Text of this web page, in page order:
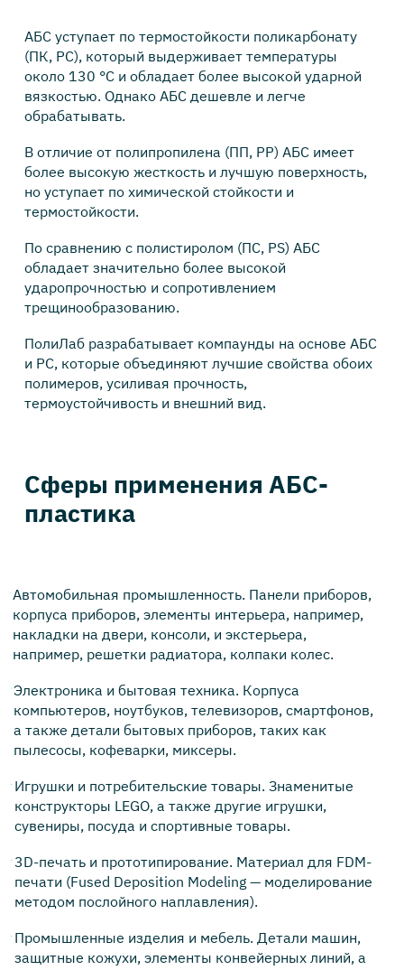
АБС уступает по термостойкости поликарбонату
(ПК, PC), который выдерживает температуры
около 130 °C и обладает более высокой ударной
вязкостью. Однако АБС дешевле и легче
обрабатывать.
В отличие от полипропилена (ПП, PP) АБС имеет
более высокую жесткость и лучшую поверхность,
но уступает по химической стойкости и
термостойкости.
По сравнению с полистиролом (ПС, PS) АБС
обладает значительно более высокой
ударопрочностью и сопротивлением
трещинообразованию.
ПолиЛаб разрабатывает компаунды на основе АБС
и PC, которые объединяют лучшие свойства обоих
полимеров, усиливая прочность,
термоустойчивость и внешний вид.
Сферы применения АБС-
пластика
Автомобильная промышленность. Панели приборов,
корпуса приборов, элементы интерьера, например,
накладки на двери, консоли, и экстерьера,
например, решетки радиатора, колпаки колес.
Электроника и бытовая техника. Корпуса
компьютеров, ноутбуков, телевизоров, смартфонов,
а также детали бытовых приборов, таких как
пылесосы, кофеварки, миксеры.
Игрушки и потребительские товары. Знаменитые
конструкторы LEGO, а также другие игрушки,
сувениры, посуда и спортивные товары.
3D-печать и прототипирование. Материал для FDM-
печати (Fused Deposition Modeling — моделирование
методом послойного наплавления).
Промышленные изделия и мебель. Детали машин,
защитные кожухи, элементы конвейерных линий, а